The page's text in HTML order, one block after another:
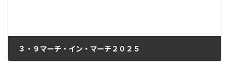
３・９マーチ・イン・マーチ２０２５